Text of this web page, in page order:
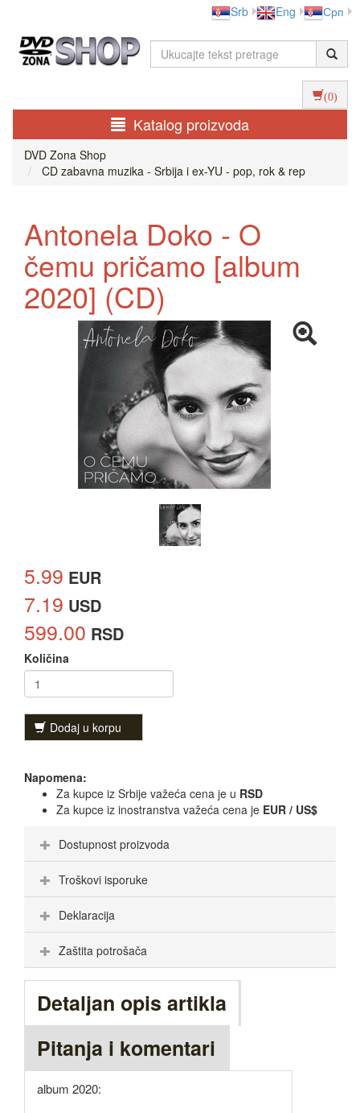
Srb Eng Срп
(0)
Katalog proizvoda
DVD Zona Shop
CD zabavna muzika - Srbija i ex-YU - pop, rok & rep
Antonela Doko - O
čemu pričamo [album
2020] (CD)
5.99 EUR
7.19 USD
599.00 RSD
Količina
Dodaj u korpu
Napomena:
Za kupce iz Srbije važeća cena je u RSD
Za kupce iz inostranstva važeća cena je EUR / US$
Dostupnost proizvoda
Troškovi isporuke
Deklaracija
Zaštita potrošača
Detaljan opis artikla
Pitanja i komentari
album 2020: